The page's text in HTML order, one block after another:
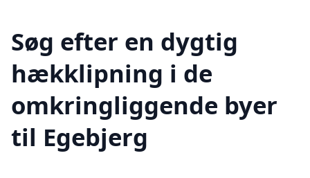
Søg efter en dygtig
hækklipning i de
omkringliggende byer
til Egebjerg